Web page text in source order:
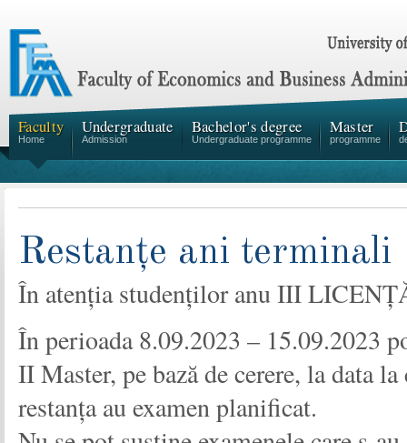
Faculty
Home
Undergraduate
Admission
Bachelor's degree
Undergraduate programme
Master
programme
Restanțe ani terminali
În atenția studenților anu III
În perioada 8.09.2023 – 15.09.2023
II Master, pe bază de cerere, la data
restanța au examen planificat.